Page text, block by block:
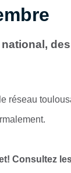
réseau
Consultez